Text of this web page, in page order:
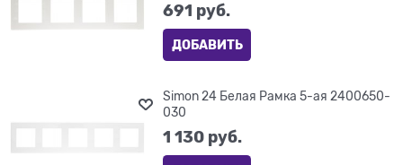
691 руб.
ДОБАВИТЬ
Simon 24 Белая Рамка 5-ая 2400650-
030
1 130 руб.